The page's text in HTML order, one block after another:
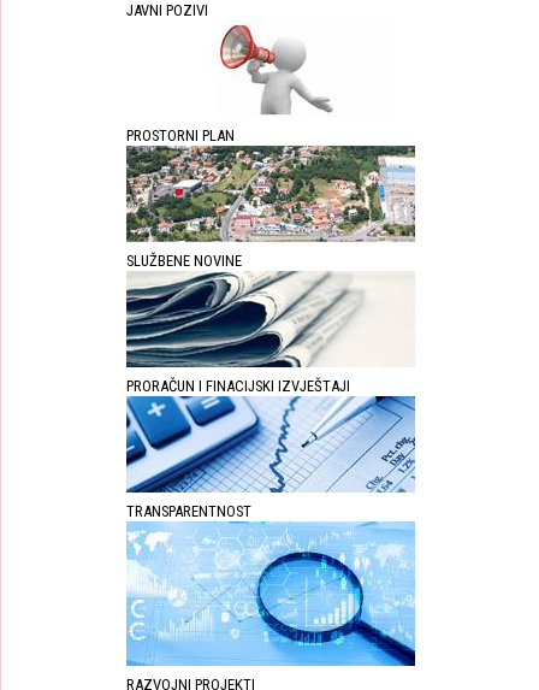
JAVNI POZIVI
PROSTORNI PLAN
SLUŽBENE NOVINE
PRORAČUN I FINACIJSKI IZVJEŠTAJI
TRANSPARENTNOST
RAZVOJNI PROJEKTI